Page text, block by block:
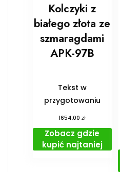
Kolczyki z
białego złota ze
szmaragdami
APK-97B
Tekst w
przygotowaniu
1654,00zł
Zobacz gdzie
kupić najtaniej